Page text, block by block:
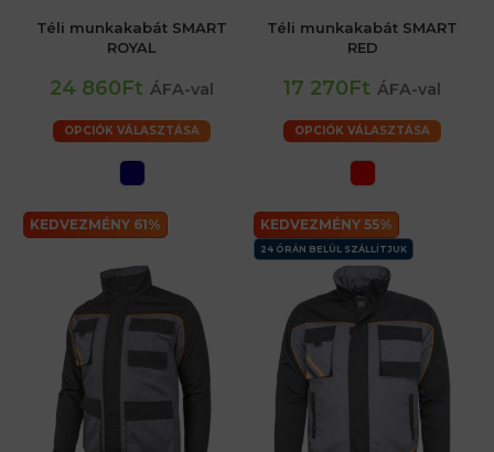
Téli munkakabát SMART
ROYAL
24 860Ft ÁFA-val
OPCIÓK VÁLASZTÁSA
Téli munkakabát SMART
RED
17 270Ft ÁFA-val
OPCIÓK VÁLASZTÁSA
KEDVEZMÉNY 61% KEDVEZMÉNY 55%
24 ÓRÁN BELÜL SZÁLLÍTJUK